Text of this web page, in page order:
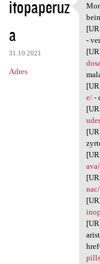
itopaperuz
a
31.10.2021
Adres
-
e/-
ava/
nac/